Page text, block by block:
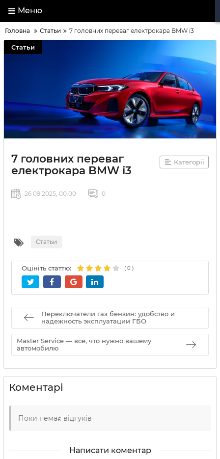
Меню
Головна Статьи 7 головних переваг електрокара BMW i3
Статьи
7 головних переваг
електрокара BMW i3
Категорії
26 09 2025, 00:00 0
Статьи
Оцініть статтю: ( 0 )
Переключатели газ бензин: удобство и
надежность эксплуатации ГБО
Master Service — все, что нужно вашему
автомобилю
Коментарі
Поки немає відгуків
Написати коментар